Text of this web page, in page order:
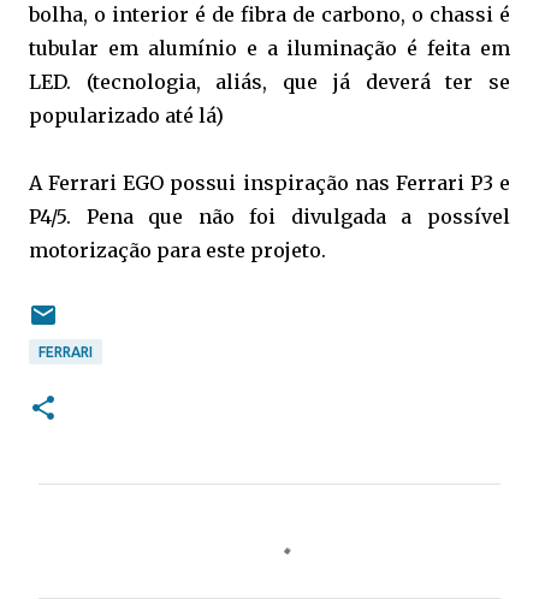
bolha, o interior é de fibra de carbono, o chassi é
tubular em alumínio e a iluminação é feita em
LED. (tecnologia, aliás, que já deverá ter se
popularizado até lá)
A Ferrari EGO possui inspiração nas Ferrari P3 e
P4/5. Pena que não foi divulgada a possível
motorização para este projeto.
FERRARI